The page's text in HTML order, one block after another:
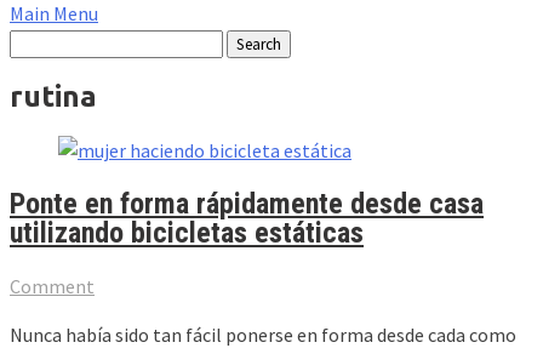
Main Menu
rutina
Ponte en forma rápidamente desde casa
utilizando bicicletas estáticas
Comment
Nunca había sido tan fácil ponerse en forma desde cada como